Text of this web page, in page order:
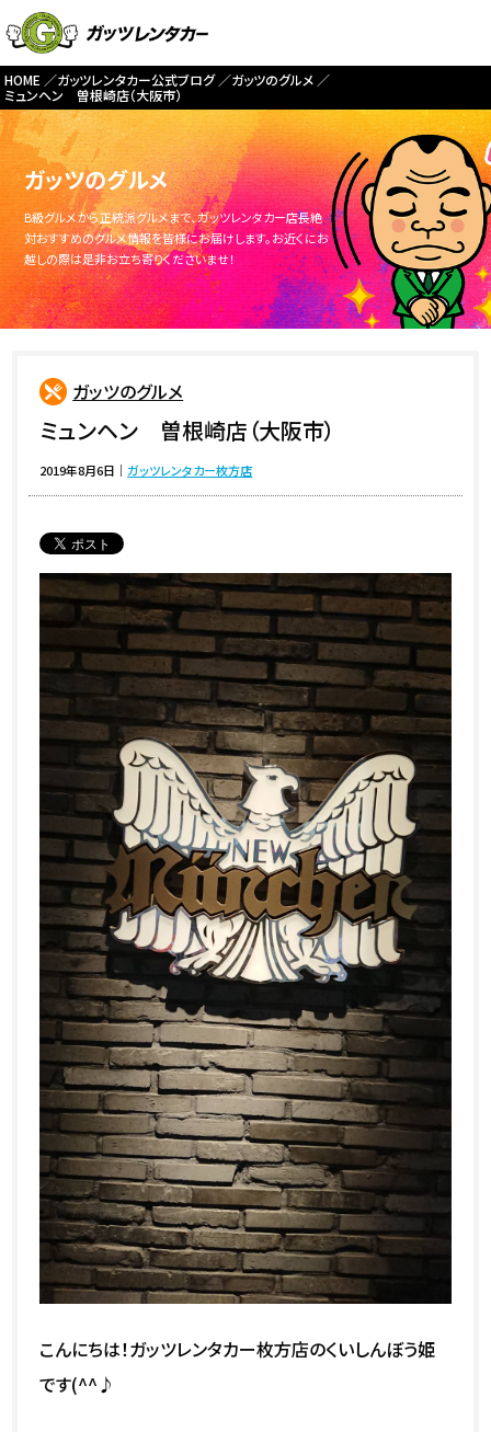
HOME ガッツレンタカー公式ブログ
ガッツのグルメ
ミュンヘン 曽根崎店（大阪市）
ガッツのグルメ
B級グルメから正統派グルメまで、ガッツレンタカー店長絶
対おすすめのグルメ情報を皆様にお届けします。お近くにお
越しの際は是非お立ち寄りくださいませ！
ガッツのグルメ
ミュンヘン 曽根崎店（大阪市）
2019年8月6日 ｜ガッツレンタカー枚方店
こんにちは！ガッツレンタカー枚方店のくいしんぼう姫
です(^^♪